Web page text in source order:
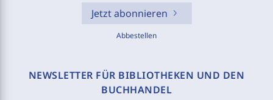
Jetzt abonnieren
Abbestellen
NEWSLETTER FÜR BIBLIOTHEKEN UND DEN
BUCHHANDEL